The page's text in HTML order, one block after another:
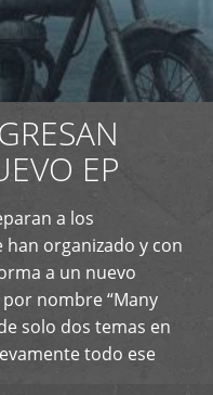
EP
a los
han organizado y con
a un nuevo
nombre “Many
solo dos temas en
todo ese